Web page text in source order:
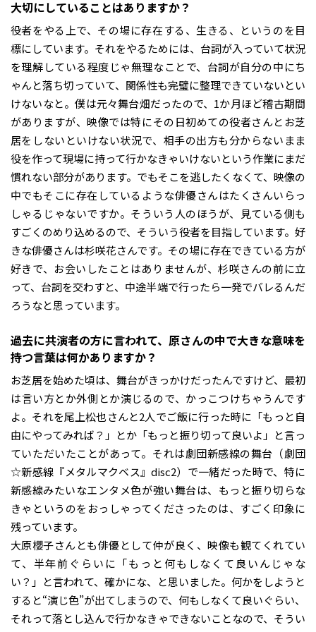
大切にしていることはありますか？
役者をやる上で、その場に存在する、生きる、というのを目
標にしています。それをやるためには、台詞が入っていて状況
を理解している程度じゃ無理なことで、台詞が自分の中にち
ゃんと落ち切っていて、関係性も完璧に整理できていないとい
けないなと。僕は元々舞台畑だったので、1か月ほど稽古期間
がありますが、映像では特にその日初めての役者さんとお芝
居をしないといけない状況で、相手の出方も分からないまま
役を作って現場に持って行かなきゃいけないという作業にまだ
慣れない部分があります。でもそこを逃したくなくて、映像の
中でもそこに存在しているような俳優さんはたくさんいらっ
しゃるじゃないですか。そういう人のほうが、見ている側も
すごくのめり込めるので、そういう役者を目指しています。好
きな俳優さんは杉咲花さんです。その場に存在できている方が
好きで、お会いしたことはありませんが、杉咲さんの前に立
って、台詞を交わすと、中途半端で行ったら一発でバレるんだ
ろうなと思っています。
――過去に共演者の方に言われて、原さんの中で大きな意味を
持つ言葉は何かありますか？
お芝居を始めた頃は、舞台がきっかけだったんですけど、最初
は言い方とか外側とか演じるので、かっこつけちゃうんです
よ。それを尾上松也さんと2人でご飯に行った時に「もっと自
由にやってみれば？」とか「もっと振り切って良いよ」と言っ
ていただいたことがあって。それは劇団新感線の舞台（劇団
☆新感線『メタルマクベス』disc2）で一緒だった時で、特に
新感線みたいなエンタメ色が強い舞台は、もっと振り切らな
きゃというのをおっしゃってくださったのは、すごく印象に
残っています。
大原櫻子さんとも俳優として仲が良く、映像も観てくれてい
て、半年前ぐらいに「もっと何もしなくて良いんじゃな
い？」と言われて、確かにな、と思いました。何かをしようと
すると“演じ色”が出てしまうので、何もしなくて良いぐらい、
それって落とし込んで行かなきゃできないことなので、そうい